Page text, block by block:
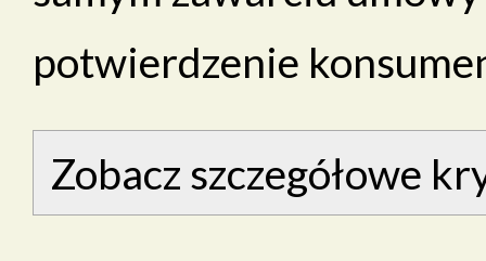
potwierdzenie
Zobacz szczegółowe